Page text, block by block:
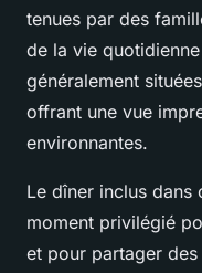
tenues par des
de la vie
généralement
offrant une vue
environnantes.
Le dîner inclus dans
moment privilégié
et pour partager